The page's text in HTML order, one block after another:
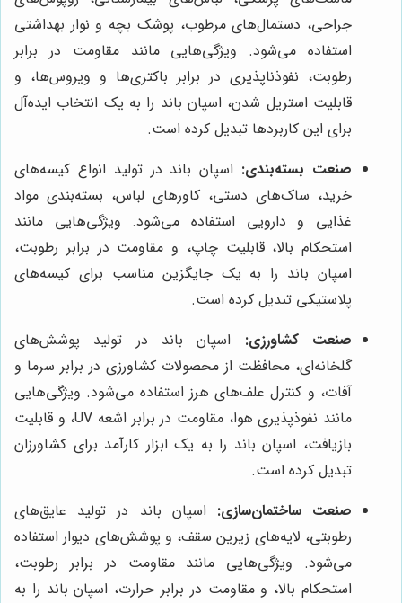
جراحی، دستمال‌های مرطوب، پوشک بچه و نوار بهداشتی
استفاده می‌شود. ویژگی‌هایی مانند مقاومت در برابر
رطوبت، نفوذناپذیری در برابر باکتری‌ها و ویروس‌ها، و
قابلیت استریل شدن، اسپان باند را به یک انتخاب ایده‌آل
برای این کاربردها تبدیل کرده است.
صنعت بسته‌بندی: اسپان باند در تولید انواع کیسه‌های
خرید، ساک‌های دستی، کاورهای لباس، بسته‌بندی مواد
غذایی و دارویی استفاده می‌شود. ویژگی‌هایی مانند
استحکام بالا، قابلیت چاپ، و مقاومت در برابر رطوبت،
اسپان باند را به یک جایگزین مناسب برای کیسه‌های
پلاستیکی تبدیل کرده است.
صنعت کشاورزی: اسپان باند در تولید پوشش‌های
گلخانه‌ای، محافظت از محصولات کشاورزی در برابر سرما و
آفات، و کنترل علف‌های هرز استفاده می‌شود. ویژگی‌هایی
مانند نفوذپذیری هوا، مقاومت در برابر اشعه UV، و قابلیت
بازیافت، اسپان باند را به یک ابزار کارآمد برای کشاورزان
تبدیل کرده است.
صنعت ساختمان‌سازی: اسپان باند در تولید عایق‌های
رطوبتی، لایه‌های زیرین سقف، و پوشش‌های دیوار استفاده
می‌شود. ویژگی‌هایی مانند مقاومت در برابر رطوبت،
استحکام بالا، و مقاومت در برابر حرارت، اسپان باند را به